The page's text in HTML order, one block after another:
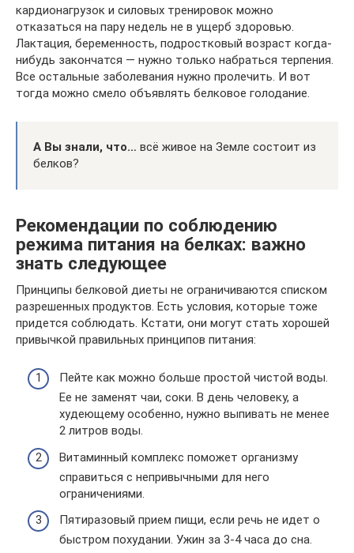
кардионагрузок и силовых тренировок можно
отказаться на пару недель не в ущерб здоровью.
Лактация, беременность, подростковый возраст когда-
нибудь закончатся — нужно только набраться терпения.
Все остальные заболевания нужно пролечить. И вот
тогда можно смело объявлять белковое голодание.
А Вы знали, что… всё живое на Земле состоит из
белков?
Рекомендации по соблюдению
режима питания на белках: важно
знать следующее
Принципы белковой диеты не ограничиваются списком
разрешенных продуктов. Есть условия, которые тоже
придется соблюдать. Кстати, они могут стать хорошей
привычкой правильных принципов питания:
Пейте как можно больше простой чистой воды.
Ее не заменят чаи, соки. В день человеку, а
худеющему особенно, нужно выпивать не менее
2 литров воды.
Витаминный комплекс поможет организму
справиться с непривычными для него
ограничениями.
Пятиразовый прием пищи, если речь не идет о
быстром похудании. Ужин за 3-4 часа до сна.